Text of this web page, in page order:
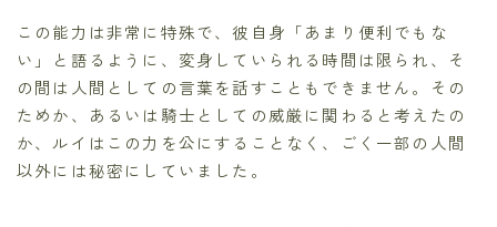
この能力は非常に特殊で、彼自身「あまり便利でもな
い」と語るように、変身していられる時間は限られ、そ
の間は人間としての言葉を話すこともできません。その
ためか、あるいは騎士としての威厳に関わると考えたの
か、ルイはこの力を公にすることなく、ごく一部の人間
以外には秘密にしていました。